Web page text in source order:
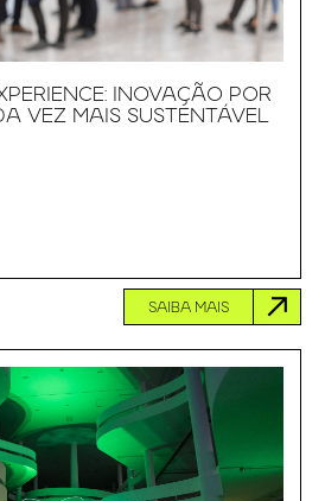
INOVAÇÃO POR
VEZ MAIS SUSTENTÁVEL
SAIBA MAIS